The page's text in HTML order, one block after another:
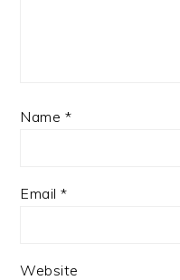
Name *
Email*
Website